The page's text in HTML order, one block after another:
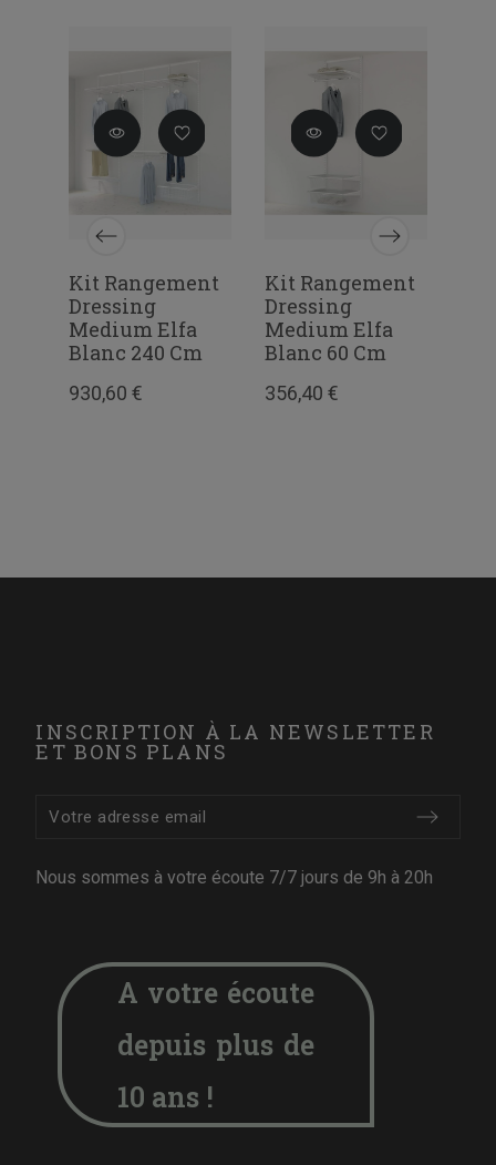
Kit Rangement
Dressing
Medium Elfa
Blanc 240 Cm
930,60 €
Kit Rangement
Dressing
Medium Elfa
Blanc 60 Cm
356,40 €
INSCRIPTION À LA NEWSLETTER
ET BONS PLANS
Nous sommes à votre écoute 7/7 jours de 9h à 20h
A votre écoute
depuis plus de
10 ans !